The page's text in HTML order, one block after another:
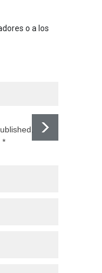
o a los
*